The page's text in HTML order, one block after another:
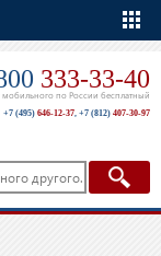
333-33-40
мобильного по России бесплатный
+7 (495) 646-12-37, +7 (812) 407-30-97